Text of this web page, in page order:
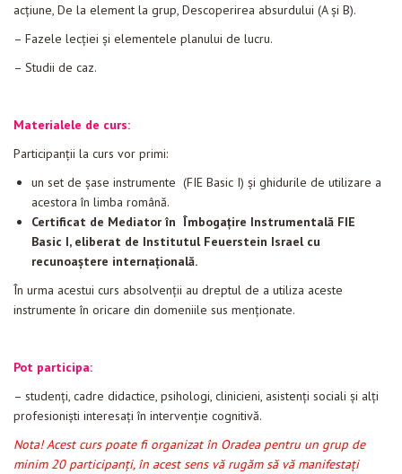
acțiune, De la element la grup, Descoperirea absurdului (A și B).
– Fazele lecției şi elementele planului de lucru.
– Studii de caz.
Materialele de curs:
Participanţii la curs vor primi:
un set de șase instrumente (FIE Basic I) şi ghidurile de utilizare a
acestora în limba română.
Certificat de Mediator în Îmbogaţire Instrumentală FIE
Basic I, eliberat de Institutul Feuerstein Israel cu
recunoaştere internațională.
În urma acestui curs absolvenţii au dreptul de a utiliza aceste
instrumente în oricare din domeniile sus menţionate.
Pot participa:
– studenţi, cadre didactice, psihologi, clinicieni, asistenţi sociali şi alți
profesioniști interesaţi în intervenţie cognitivă.
Nota! Acest curs poate fi organizat în Oradea pentru un grup de
minim 20 participanți, în acest sens vă rugăm să vă manifestați